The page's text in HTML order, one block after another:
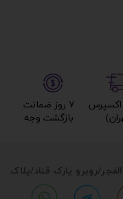
روبرو پارک قناد/پلاک
۷ روز ضمانت
بازگشت وجه​​​​​​​
اکسپرس